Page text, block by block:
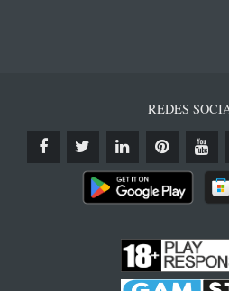
REDES